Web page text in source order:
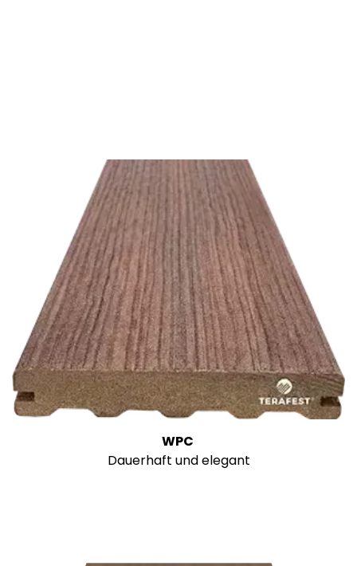
WPC
Dauerhaft und elegant